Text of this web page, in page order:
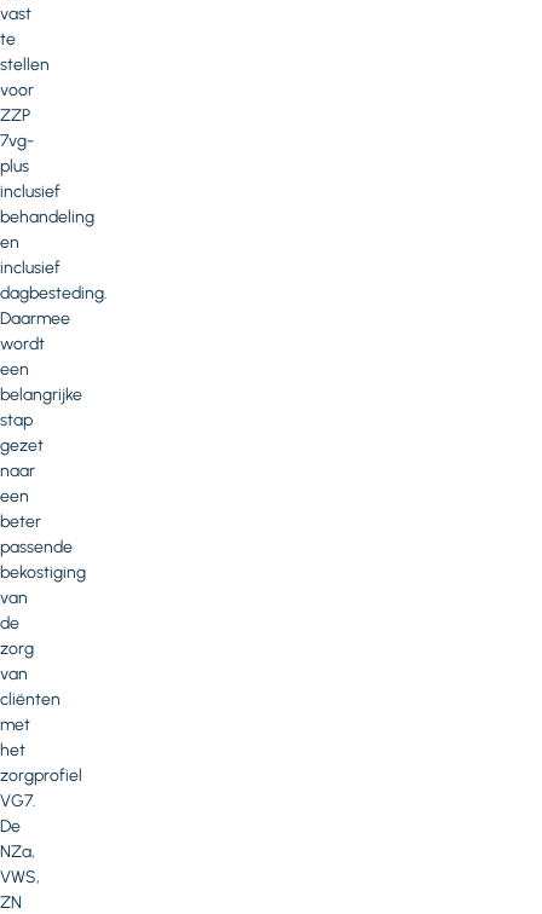
vast
te
stellen
voor
ZZP
7vg-
plus
inclusief
behandeling
en
inclusief
dagbesteding.
Daarmee
wordt
een
belangrijke
stap
gezet
naar
een
beter
passende
bekostiging
van
de
zorg
van
cliënten
met
het
zorgprofiel
VG7.
De
NZa,
VWS,
ZN